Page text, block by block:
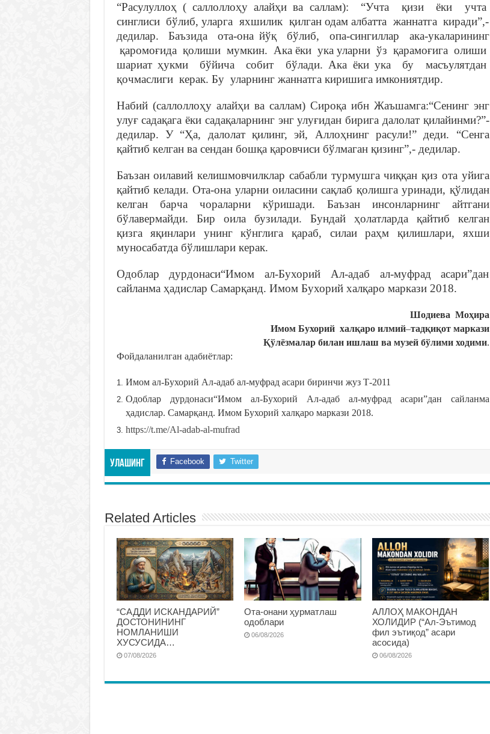
“Расулуллоҳ ( саллоллоҳу алайҳи ва саллам): “Учта қизи ёки учта
синглиси бўлиб, уларга яхшилик қилган одам албатта жаннатга киради”,-
дедилар. Баъзида ота-она йўқ бўлиб, опа-сингиллар ака-укаларининг
қаромоғида қолиши мумкин. Ака ёки ука уларни ўз қарамоғига олиши
шариат ҳукми бўйича собит бўлади. Ака ёки ука бу масъулятдан
қочмаслиги керак. Бу уларнинг жаннатга киришига имкониятдир.
Набий (саллоллоҳу алайҳи ва саллам) Сироқа ибн Жаъшамга:“Сенинг энг
улуғ садақага ёки садақаларнинг энг улуғидан бирига далолат қилайинми?”-
дедилар. У “Ҳа, далолат қилинг, эй, Аллоҳнинг расули!” деди. “Сенга
қайтиб келган ва сендан бошқа қаровчиси бўлмаган қизинг”,- дедилар.
Баъзан оилавий келишмовчилклар сабабли турмушга чиққан қиз ота уйига
қайтиб келади. Ота-она уларни оиласини сақлаб қолишга уринади, қўлидан
келган барча чораларни кўришади. Баъзан инсонларнинг айтгани
бўлавермайди. Бир оила бузилади. Бундай ҳолатларда қайтиб келган
қизга яқинлари унинг кўнглига қараб, силаи раҳм қилишлари, яхши
муносабатда бўлишлари керак.
Одоблар дурдонаси“Имом ал-Бухорий Ал-адаб ал-муфрад асари”дан
сайланма ҳадислар Самарқанд. Имом Бухорий халқаро маркази 2018.
Шодиева Моҳира
Имом Бухорий халқаро илмий–тадқиқот маркази
Қўлёзмалар билан ишлаш ва музей бўлими ходими.
Фойдаланилган адабиётлар:
Имом ал-Бухорий Ал-адаб ал-муфрад асари биринчи жуз Т-2011
Одоблар дурдонаси“Имом ал-Бухорий Ал-адаб ал-муфрад асари”дан сайланма
ҳадислар. Самарқанд. Имом Бухорий халқаро маркази 2018.
https://t.me/Al-adab-al-mufrad
Улашинг Facebook Twitter
Related Articles
“САДДИ ИСКАНДАРИЙ”
ДОСТОНИНИНГ
НОМЛАНИШИ
ХУСУСИДА…
07/08/2026
Ота-онани ҳурматлаш
одоблари
06/08/2026
АЛЛОҲ МАКОНДАН
ХОЛИДИР (“Ал-Эътимод
фил эътиқод” асари
асосида)
06/08/2026